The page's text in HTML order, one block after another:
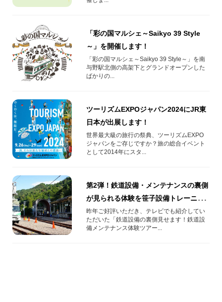
「彩の国マルシェ～Saikyo 39 Style
～」を開催します！
「彩の国マルシェ～Saikyo 39 Style～」を南
与野駅北側の高架下とグランドオープンした
ばかりの...
ツーリズムEXPOジャパン2024にJR東
日本が出展します！
世界最大級の旅行の祭典、ツーリズムEXPO
ジャパンをご存じですか？旅の総合イベント
として2014年にスタ...
第2弾！鉄道設備・メンテナンスの裏側
が見られる体験を笹子設備トレーニン
グセンターで開催！
昨年ご好評いただき、テレビでも紹介してい
ただいた「鉄道設備の裏側見せます！鉄道設
備メンテナンス体験ツアー...